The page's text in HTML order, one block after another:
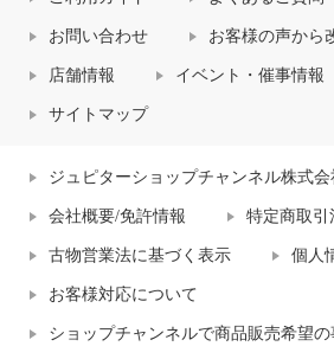
お問い合わせ お客様の声から
店舗情報 イベント・催事情報
サイトマップ
ジュピターショップチャンネル株式
会社概要/免許情報 特定商取引
古物営業法に基づく表示 個人
お客様対応について
ショップチャンネルで商品販売希望の